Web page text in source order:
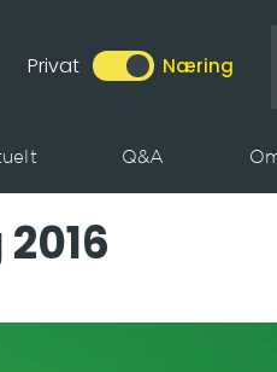
Privat Næring
Q&A